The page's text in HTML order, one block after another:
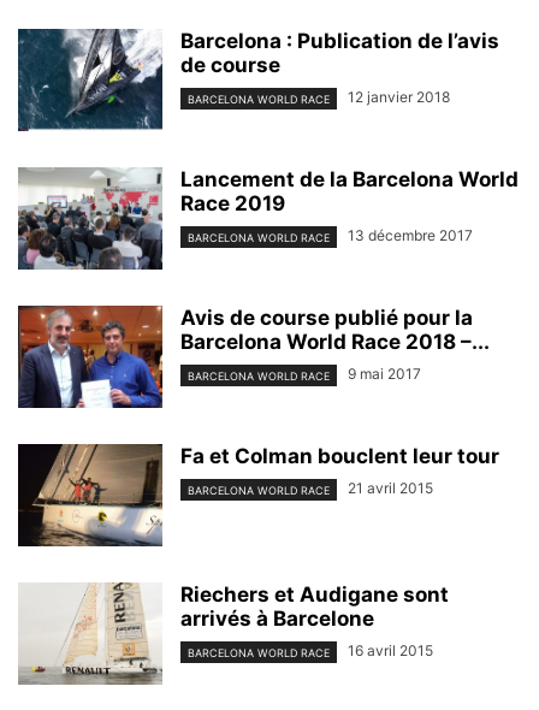
Barcelona : Publication de l’avis
de course
BARCELONA WORLD RACE 12 janvier 2018
Lancement de la Barcelona World
Race 2019
BARCELONA WORLD RACE 13 décembre 2017
Avis de course publié pour la
Barcelona World Race 2018 –...
BARCELONA WORLD RACE 9 mai 2017
Fa et Colman bouclent leur tour
BARCELONA WORLD RACE 21 avril 2015
Riechers et Audigane sont
arrivés à Barcelone
BARCELONA WORLD RACE 16 avril 2015